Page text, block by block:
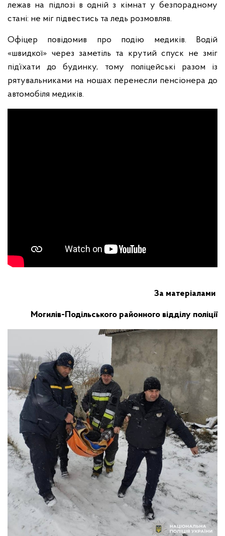
лежав на підлозі в одній з кімнат у безпорадному
стані: не міг підвестись та ледь розмовляв.
Офіцер повідомив про подію медиків. Водій
«швидкої» через заметіль та крутий спуск не зміг
під’їхати до будинку, тому поліцейські разом із
рятувальниками на ношах перенесли пенсіонера до
автомобіля медиків.
За матеріалами
Могилів-Подільського районного відділу поліції